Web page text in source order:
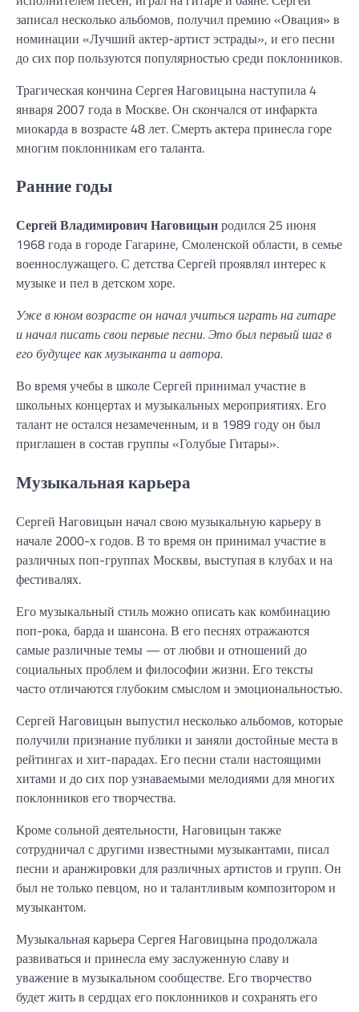
записал несколько альбомов, получил премию «Овация» в
номинации «Лучший актер-артист эстрады», и его песни
до сих пор пользуются популярностью среди поклонников.
Трагическая кончина Сергея Наговицына наступила 4
января 2007 года в Москве. Он скончался от инфаркта
миокарда в возрасте 48 лет. Смерть актера принесла горе
многим поклонникам его таланта.
Ранние годы
Сергей Владимирович Наговицынродился 25 июня
1968 года в городе Гагарине, Смоленской области, в семье
военнослужащего. С детства Сергей проявлял интерес к
музыке и пел в детском хоре.
Уже в юном возрасте он начал учиться играть на гитаре
и начал писать свои первые песни. Это был первый шаг в
его будущее как музыканта и автора.
Во время учебы в школе Сергей принимал участие в
школьных концертах и музыкальных мероприятиях. Его
талант не остался незамеченным, и в 1989 году он был
приглашен в состав группы «Голубые Гитары».
Музыкальная карьера
Сергей Наговицын начал свою музыкальную карьеру в
начале 2000-х годов. В то время он принимал участие в
различных поп-группах Москвы, выступая в клубах и на
фестивалях.
Его музыкальный стиль можно описать как комбинацию
поп-рока, барда и шансона. В его песнях отражаются
самые различные темы — от любви и отношений до
социальных проблем и философии жизни. Его тексты
часто отличаются глубоким смыслом и эмоциональностью.
Сергей Наговицын выпустил несколько альбомов, которые
получили признание публики и заняли достойные места в
рейтингах и хит-парадах. Его песни стали настоящими
хитами и до сих пор узнаваемыми мелодиями для многих
поклонников его творчества.
Кроме сольной деятельности, Наговицын также
сотрудничал с другими известными музыкантами, писал
песни и аранжировки для различных артистов и групп. Он
был не только певцом, но и талантливым композитором и
музыкантом.
Музыкальная карьера Сергея Наговицына продолжала
развиваться и принесла ему заслуженную славу и
уважение в музыкальном сообществе. Его творчество
будет жить в сердцах его поклонников и сохранять его